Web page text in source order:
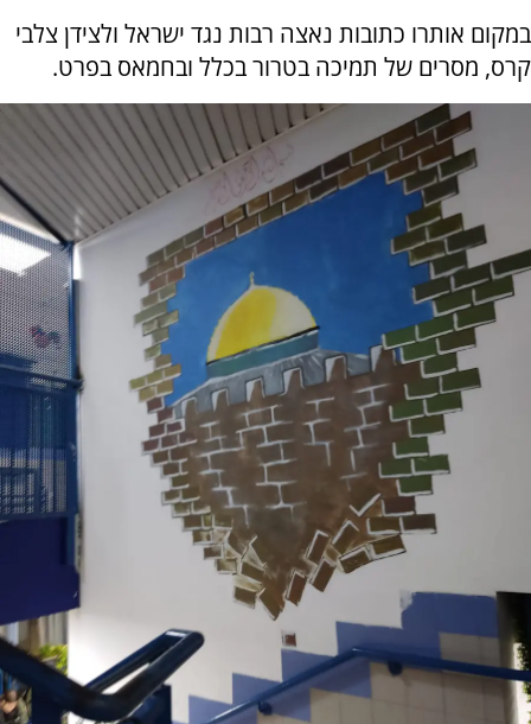
במקום אותרו כתובות נאצה רבות נגד ישראל ולצידן צלבי
קרס, מסרים של תמיכה בטרור בכלל ובחמאס בפרט.